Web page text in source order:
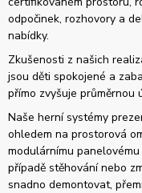
odpočinek, rozhovory a
nabídky.
Zkušenosti z našich
jsou děti spokojené a
přímo zvyšuje průměrnou
Naše herní systémy
ohledem na prostorová
modulárnímu
případě stěhování nebo
snadno demontovat,